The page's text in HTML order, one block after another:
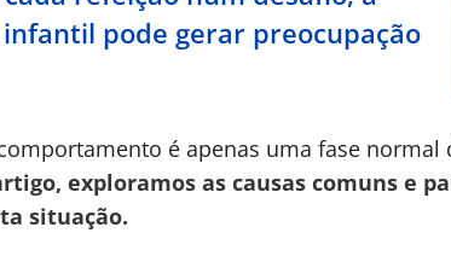
pode gerar preocupação
é apenas uma fase
exploramos as causas comuns e
situação.